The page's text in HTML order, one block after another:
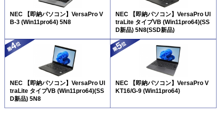
NEC 【即納パソコン】VersaPro V
B-3 (Win11pro64) 5N8
NEC 【即納パソコン】VersaPro Ul
traLite タイプVB (Win11pro64)(SS
D新品) 5N8(SSD新品)
NEC 【即納パソコン】VersaPro Ul
traLite タイプVB (Win11pro64)(SS
D新品) 5N8
NEC 【即納パソコン】VersaPro V
KT16/G-9 (Win11pro64)